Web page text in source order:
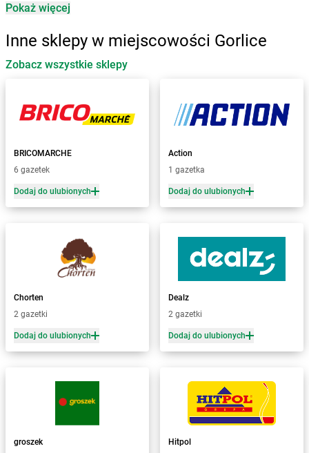
Żabka Antonie
Żabka Automat
Żabka Babica
Żabka Babimost
Żabka Baborów
Żabka Bachowice
Żabka Bądkowo
Żabka Bąków
Baniocha
Baranowo
Barcin
Żabka Bardo
Żabka Barlinek
Żabka Barniewice
Żabka Bartąg
Baruchowo
Barwałd Średni
Pokaż więcej
Inne sklepy w miejscowości Gorlice
Zobacz wszystkie sklepy
BRICOMARCHE
6 gazetek
Dodaj do ulubionych
Action
1 gazetka
Dodaj do ulubionych
Chorten
2 gazetki
Dodaj do ulubionych
Dealz
2 gazetki
Dodaj do ulubionych
groszek
Hitpol